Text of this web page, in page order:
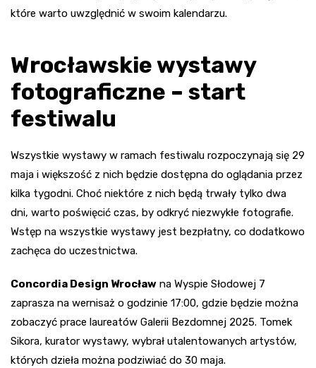
które warto uwzględnić w swoim kalendarzu.
Wrocławskie wystawy
fotograficzne – start
festiwalu
Wszystkie wystawy w ramach festiwalu rozpoczynają się 29
maja i większość z nich będzie dostępna do oglądania przez
kilka tygodni. Choć niektóre z nich będą trwały tylko dwa
dni, warto poświęcić czas, by odkryć niezwykłe fotografie.
Wstęp na wszystkie wystawy jest bezpłatny, co dodatkowo
zachęca do uczestnictwa.
Concordia Design Wrocław na Wyspie Słodowej 7
zaprasza na wernisaż o godzinie 17:00, gdzie będzie można
zobaczyć prace laureatów Galerii Bezdomnej 2025. Tomek
Sikora, kurator wystawy, wybrał utalentowanych artystów,
których dzieła można podziwiać do 30 maja.